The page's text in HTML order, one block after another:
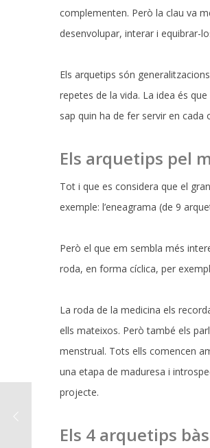
complementen. Però la clau va
desenvolupar, interar i equibrar-
Els arquetips són
repetes de la vida. La idea és
sap quin ha de fer servir en cada
Els arquetips pel
Tot i que es considera que el
exemple: l’eneagrama (de 9
Però el que em sembla més
roda, en forma cíclica, per
La roda de la medicina els
ells mateixos. Però també els
menstrual. Tots ells comencen
una etapa de maduresa i
projecte.
Els 4 arquetips